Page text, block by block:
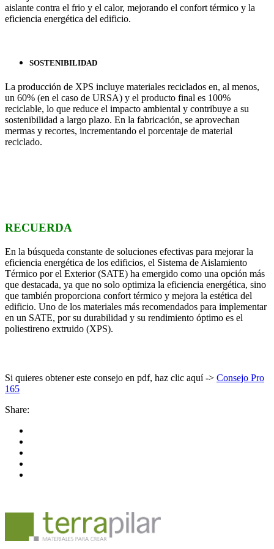
aislante contra el frio y el calor, mejorando el confort térmico y la
eficiencia energética del edificio.
SOSTENIBILIDAD
La producción de XPS incluye materiales reciclados en, al menos,
un 60% (en el caso de URSA) y el producto final es 100%
reciclable, lo que reduce el impacto ambiental y contribuye a su
sostenibilidad a largo plazo. En la fabricación, se aprovechan
mermas y recortes, incrementando el porcentaje de material
reciclado.
RECUERDA
En la búsqueda constante de soluciones efectivas para mejorar la
eficiencia energética de los edificios, el Sistema de Aislamiento
Térmico por el Exterior (SATE) ha emergido como una opción más
que destacada, ya que no solo optimiza la eficiencia energética, sino
que también proporciona confort térmico y mejora la estética del
edificio. Uno de los materiales más recomendados para implementar
en un SATE, por su durabilidad y su rendimiento óptimo es el
poliestireno extruido (XPS).
Si quieres obtener este consejo en pdf, haz clic aquí -> Consejo Pro
165
Share: